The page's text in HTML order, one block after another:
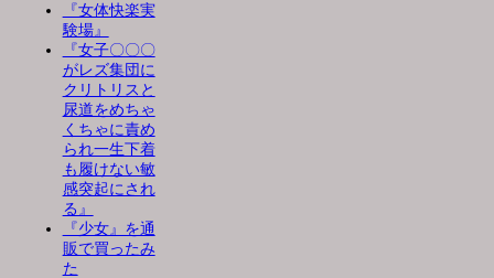
『女体快楽実
験場』
『女子〇〇〇
がレズ集団に
クリトリスと
尿道をめちゃ
くちゃに責め
られ一生下着
も履けない敏
感突起にされ
る』
『少女』を通
販で買ったみ
た